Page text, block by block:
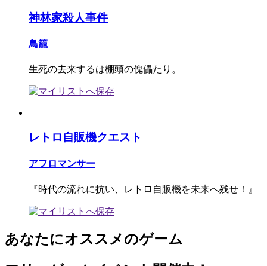
神林家殺人事件
鳥籠
生死の去来するは棚頭の傀儡たり。
レトロ自販機クエスト
アフロマンサー
『時代の流れに抗い、レトロ自販機を未来へ残せ！』
あなたにオススメのゲーム